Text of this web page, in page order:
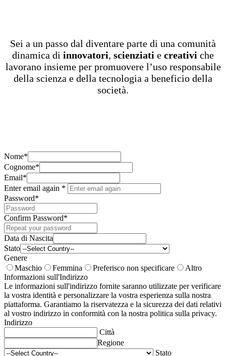
Sei a un passo dal diventare parte di una comunità
dinamica di innovatori, scienziati e creativi che
lavorano insieme per promuovere l’uso responsabile
della scienza e della tecnologia a beneficio della
società.
Nome*
Cognome*
Email*
Enter email again *
Password*
Confirm Password*
Data di Nascita
Stato
Genere
Maschio
Femmina Preferisco non specificare
Altro
Informazioni sull'Indirizzo
Le informazioni sull'indirizzo fornite saranno utilizzate per verificare
la vostra identità e personalizzare la vostra esperienza sulla nostra
piattaforma. Garantiamo la riservatezza e la sicurezza dei dati relativi
al vostro indirizzo in conformità con la nostra politica sulla privacy.
Indirizzo
Città
Regione
Stato